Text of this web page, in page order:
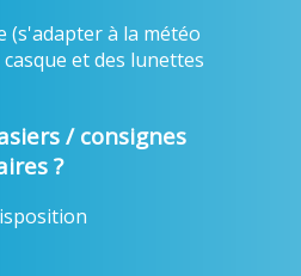
(s'adapter à la météo
et des lunettes
/ consignes
?